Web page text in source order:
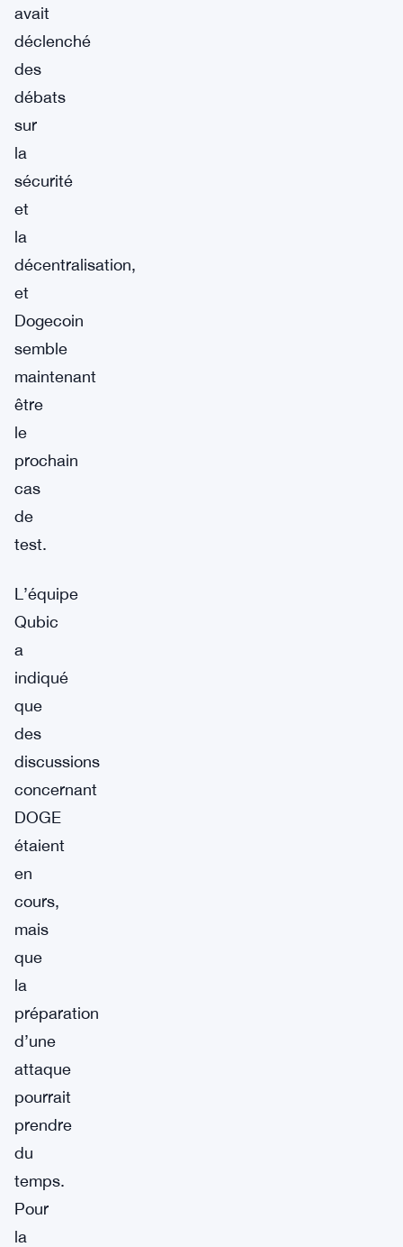
avait
déclenché
des
débats
sur
la
sécurité
et
la
décentralisation,
et
Dogecoin
semble
maintenant
être
le
prochain
cas
de
test.
L’équipe
Qubic
a
indiqué
que
des
discussions
concernant
DOGE
étaient
en
cours,
mais
que
la
préparation
d’une
attaque
pourrait
prendre
du
temps.
Pour
la